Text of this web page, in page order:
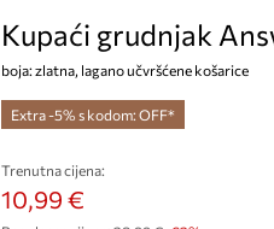
Kupaći grudnjak
boja: zlatna, lagano učvršćene košarice
Extra -5% s kodom: OFF*
Trenutna cijena:
10,99 €